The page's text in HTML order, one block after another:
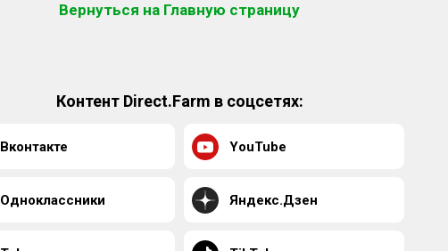
Вернуться на Главную страницу
Контент Direct.Farm в соцсетях:
Вконтакте YouTube
Одноклассники Яндекс.Дзен